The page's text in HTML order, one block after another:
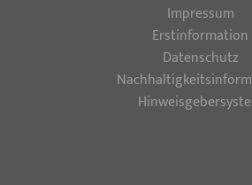
Impressum
Erstinformation
Datenschutz